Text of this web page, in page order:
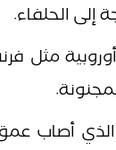
إلى الحلفاء.
مثل
الذي أصاب